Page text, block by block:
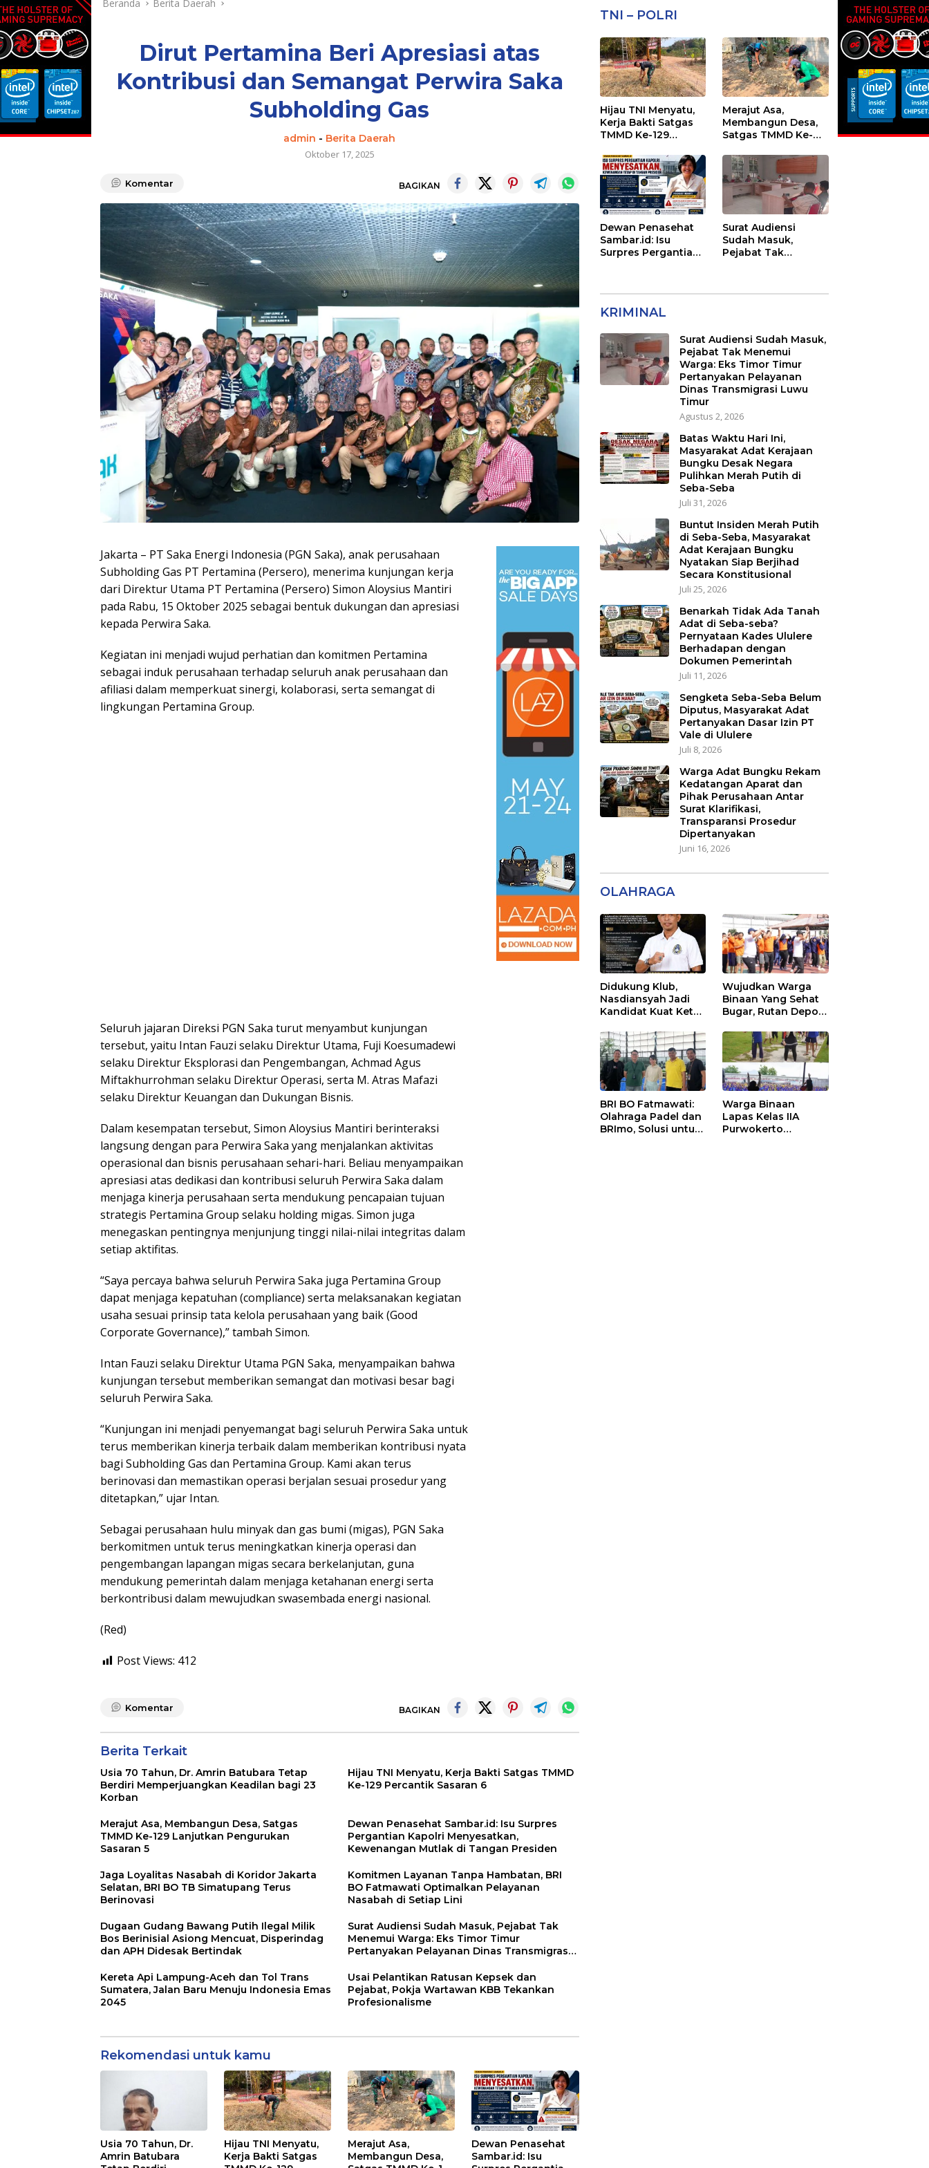
Beranda Berita Daerah
Dirut Pertamina Beri Apresiasi atas
Kontribusi dan Semangat Perwira Saka
Subholding Gas
admin - Berita Daerah
Oktober 17, 2025
Komentar BAGIKAN
Jakarta – PT Saka Energi Indonesia (PGN Saka), anak perusahaan
Subholding Gas PT Pertamina (Persero), menerima kunjungan kerja
dari Direktur Utama PT Pertamina (Persero) Simon Aloysius Mantiri
pada Rabu, 15 Oktober 2025 sebagai bentuk dukungan dan apresiasi
kepada Perwira Saka.
Kegiatan ini menjadi wujud perhatian dan komitmen Pertamina
sebagai induk perusahaan terhadap seluruh anak perusahaan dan
afiliasi dalam memperkuat sinergi, kolaborasi, serta semangat di
lingkungan Pertamina Group.
Seluruh jajaran Direksi PGN Saka turut menyambut kunjungan
tersebut, yaitu Intan Fauzi selaku Direktur Utama, Fuji Koesumadewi
selaku Direktur Eksplorasi dan Pengembangan, Achmad Agus
Miftakhurrohman selaku Direktur Operasi, serta M. Atras Mafazi
selaku Direktur Keuangan dan Dukungan Bisnis.
Dalam kesempatan tersebut, Simon Aloysius Mantiri berinteraksi
langsung dengan para Perwira Saka yang menjalankan aktivitas
operasional dan bisnis perusahaan sehari-hari. Beliau menyampaikan
apresiasi atas dedikasi dan kontribusi seluruh Perwira Saka dalam
menjaga kinerja perusahaan serta mendukung pencapaian tujuan
strategis Pertamina Group selaku holding migas. Simon juga
menegaskan pentingnya menjunjung tinggi nilai-nilai integritas dalam
setiap aktifitas.
“Saya percaya bahwa seluruh Perwira Saka juga Pertamina Group
dapat menjaga kepatuhan (compliance) serta melaksanakan kegiatan
usaha sesuai prinsip tata kelola perusahaan yang baik (Good
Corporate Governance),” tambah Simon.
Intan Fauzi selaku Direktur Utama PGN Saka, menyampaikan bahwa
kunjungan tersebut memberikan semangat dan motivasi besar bagi
seluruh Perwira Saka.
“Kunjungan ini menjadi penyemangat bagi seluruh Perwira Saka untuk
terus memberikan kinerja terbaik dalam memberikan kontribusi nyata
bagi Subholding Gas dan Pertamina Group. Kami akan terus
berinovasi dan memastikan operasi berjalan sesuai prosedur yang
ditetapkan,” ujar Intan.
Sebagai perusahaan hulu minyak dan gas bumi (migas), PGN Saka
berkomitmen untuk terus meningkatkan kinerja operasi dan
pengembangan lapangan migas secara berkelanjutan, guna
mendukung pemerintah dalam menjaga ketahanan energi serta
berkontribusi dalam mewujudkan swasembada energi nasional.
(Red)
Post Views: 412
Komentar BAGIKAN
Berita Terkait
Usia 70 Tahun, Dr. Amrin Batubara Tetap
Berdiri Memperjuangkan Keadilan bagi 23
Korban
Hijau TNI Menyatu, Kerja Bakti Satgas TMMD
Ke-129 Percantik Sasaran 6
Merajut Asa, Membangun Desa, Satgas
TMMD Ke-129 Lanjutkan Pengurukan
Sasaran 5
Dewan Penasehat Sambar.id: Isu Surpres
Pergantian Kapolri Menyesatkan,
Kewenangan Mutlak di Tangan Presiden
Jaga Loyalitas Nasabah di Koridor Jakarta
Selatan, BRI BO TB Simatupang Terus
Berinovasi
Komitmen Layanan Tanpa Hambatan, BRI
BO Fatmawati Optimalkan Pelayanan
Nasabah di Setiap Lini
Dugaan Gudang Bawang Putih Ilegal Milik
Bos Berinisial Asiong Mencuat, Disperindag
dan APH Didesak Bertindak
Surat Audiensi Sudah Masuk, Pejabat Tak
Menemui Warga: Eks Timor Timur
Pertanyakan Pelayanan Dinas Transmigrasi
Kereta Api Lampung-Aceh dan Tol Trans
Sumatera, Jalan Baru Menuju Indonesia Emas
2045
Usai Pelantikan Ratusan Kepsek dan
Pejabat, Pokja Wartawan KBB Tekankan
Profesionalisme
Rekomendasi untuk kamu
Usia 70 Tahun, Dr.
Amrin Batubara
Hijau TNI Menyatu,
Kerja Bakti Satgas
Merajut Asa,
Membangun Desa,
Dewan Penasehat
Sambar.id: Isu
TNI – POLRI
Hijau TNI Menyatu,
Kerja Bakti Satgas
TMMD Ke-129
Merajut Asa,
Membangun Desa,
Satgas TMMD Ke-
Pengurukan
Sasaran 5
Dewan Penasehat
Sambar.id: Isu
Surpres Pergantian
Surat Audiensi
Sudah Masuk,
Pejabat Tak
KRIMINAL
Surat Audiensi Sudah Masuk,
Pejabat Tak Menemui
Warga: Eks Timor Timur
Pertanyakan Pelayanan
Dinas Transmigrasi Luwu
Timur
Agustus 2, 2026
Batas Waktu Hari Ini,
Masyarakat Adat Kerajaan
Bungku Desak Negara
Pulihkan Merah Putih di
Seba-Seba
Juli 31, 2026
Buntut Insiden Merah Putih
di Seba-Seba, Masyarakat
Adat Kerajaan Bungku
Nyatakan Siap Berjihad
Secara Konstitusional
Juli 25, 2026
Benarkah Tidak Ada Tanah
Adat di Seba-seba?
Pernyataan Kades Ululere
Berhadapan dengan
Dokumen Pemerintah
Juli 11, 2026
Sengketa Seba-Seba Belum
Diputus, Masyarakat Adat
Pertanyakan Dasar Izin PT
Vale di Ululere
Juli 8, 2026
Warga Adat Bungku Rekam
Kedatangan Aparat dan
Pihak Perusahaan Antar
Surat Klarifikasi,
Transparansi Prosedur
Dipertanyakan
Juni 16, 2026
OLAHRAGA
Didukung Klub,
Nasdiansyah Jadi
Kandidat Kuat Ketua
Wujudkan Warga
Binaan Yang Sehat
Bugar, Rutan Depok
Bersama
BRI BO Fatmawati:
Olahraga Padel dan
BRImo, Solusi untuk
Warga Binaan
Lapas Kelas IIA
Purwokerto